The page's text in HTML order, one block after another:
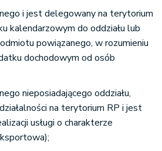
i jest delegowany na terytorium
kalendarzowym do oddziału lub
powiązanego, w rozumieniu
dochodowym od osób
nieposiadającego oddziału,
na terytorium RP i jest
usługi o charakterze